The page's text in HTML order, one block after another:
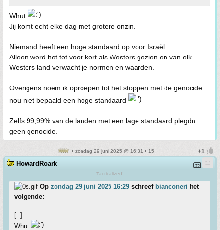
Whut
Jij komt echt elke dag met grotere onzin.
Niemand heeft een hoge standaard op voor Israël.
Alleen werd het tot voor kort als Westers gezien en van elk
Westers land verwacht je normen en waarden.
Overigens noem ik oproepen tot het stoppen met de genocide
nou niet bepaald een hoge standaard
Zelfs 99,99% van de landen met een lage standaard plegdn
geen genocide.
• zondag 29 juni 2025 @ 16:31 • 15
HowardRoark
Tacticalized!
Op zondag 29 juni 2025 16:29 schreef bianconeri het
volgende:
[..]
Whut